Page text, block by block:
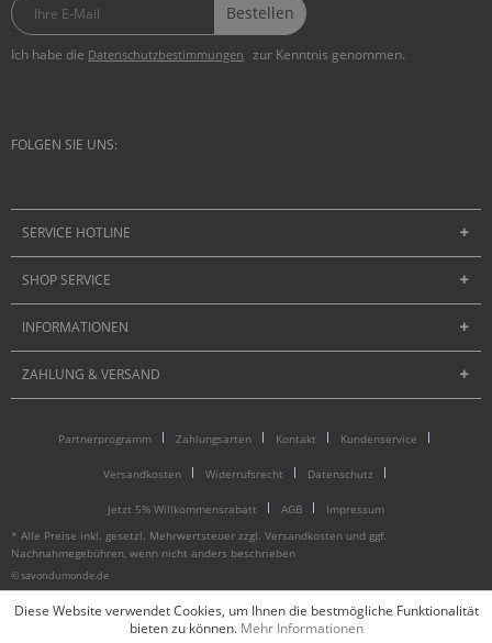
Bestellen
Ich habe die Datenschutzbestimmungen zur Kenntnis genommen.
FOLGEN SIE UNS:
SERVICE HOTLINE
SHOP SERVICE
INFORMATIONEN
ZAHLUNG & VERSAND
Partnerprogramm Zahlungsarten Kontakt Kundenservice
Versandkosten Widerrufsrecht Datenschutz
Jetzt 5% Willkommensrabatt AGB
Impressum
* Alle Preise inkl. gesetzl. Mehrwertsteuer zzgl. Versandkosten und ggf.
Nachnahmegebühren, wenn nicht anders beschrieben
© savondumonde.de
Diese Website verwendet Cookies, um Ihnen die bestmögliche Funktionalität
bieten zu können. Mehr Informationen